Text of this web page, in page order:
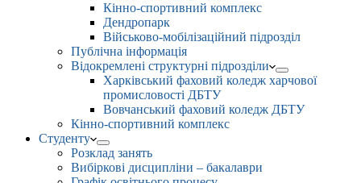
Кінно-спортивний комплекс
Дендропарк
Військово-мобілізаційний підрозділ
Публічна інформація
Відокремлені структурні підрозділи
Харківський фаховий коледж харчової
промисловості ДБТУ
Вовчанський фаховий коледж ДБТУ
Кінно-спортивний комплекс
Студенту
Розклад занять
Вибіркові дисципліни – бакалаври